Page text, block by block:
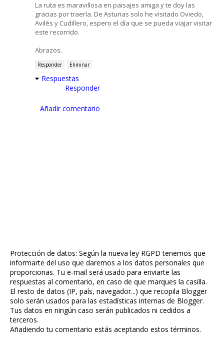
La ruta es maravillosa en paisajes amiga y te doy las
gracias por traerla. De Asturias solo he visitado Oviedo,
Avilés y Cudillero, espero el día que se pueda viajar visitar
este recorrido.
Abrazos.
Responder Eliminar
Respuestas
Responder
Añadir comentario
Protección de datos: Según la nueva ley RGPD tenemos que
informarte del uso que daremos a los datos personales que
proporcionas. Tu e-mail será usado para enviarte las
respuestas al comentario, en caso de que marques la casilla.
El resto de datos (IP, país, navegador...) que recopila Blogger
solo serán usados para las estadísticas internas de Blogger.
Tus datos en ningún caso serán publicados ni cedidos a
terceros.
Añadiendo tu comentario estás aceptando estos términos.